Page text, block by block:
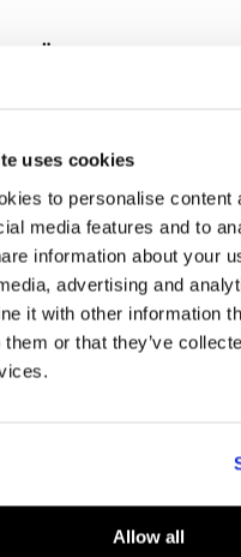
uses cookies
to personalise content
media features and to
information about your
advertising and
it with other information
them or that they’ve
Allow all
NEWSLETTER
NEWSLETTER UND ERHALTE